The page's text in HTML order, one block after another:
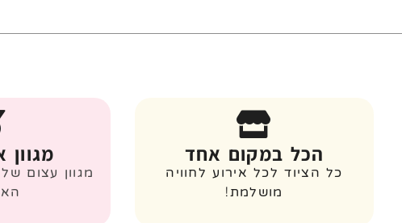
הכל במקום אחד
כל הציוד לכל אירוע לחוויה
מושלמת!
מגוון
מגוון עצום